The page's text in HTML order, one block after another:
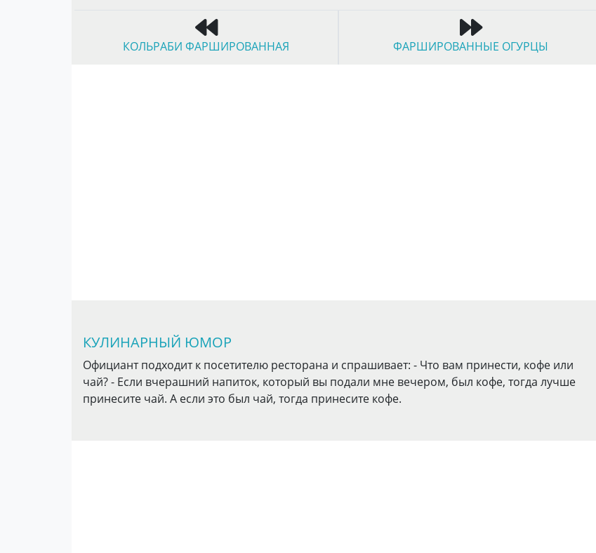
КОЛЬРАБИ ФАРШИРОВАННАЯ ФАРШИРОВАННЫЕ ОГУРЦЫ
КУЛИНАРНЫЙ ЮМОР
Официант подходит к посетителю ресторана и спрашивает: - Что вам принести, кофе или
чай? - Если вчерашний напиток, который вы подали мне вечером, был кофе, тогда лучше
принесите чай. А если это был чай, тогда принесите кофе.